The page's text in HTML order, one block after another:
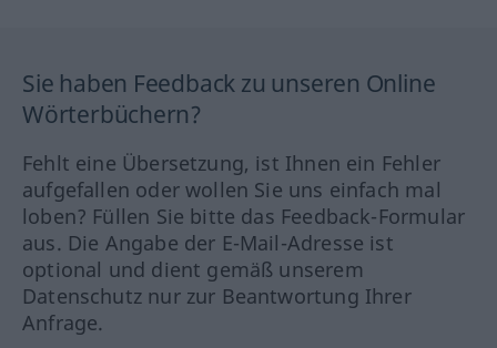
Sie haben Feedback zu unseren Online
Wörterbüchern?
Fehlt eine Übersetzung, ist Ihnen ein Fehler
aufgefallen oder wollen Sie uns einfach mal
loben? Füllen Sie bitte das Feedback-Formular
aus. Die Angabe der E-Mail-Adresse ist
optional und dient gemäß unserem
Datenschutz nur zur Beantwortung Ihrer
Anfrage.